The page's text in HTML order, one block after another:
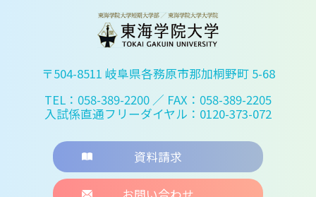
〒504-8511 岐阜県各務原市那加桐野町 5-68
TEL：058-389-2200 ／ FAX：058-389-2205
入試係直通フリーダイヤル：0120-373-072
資料請求